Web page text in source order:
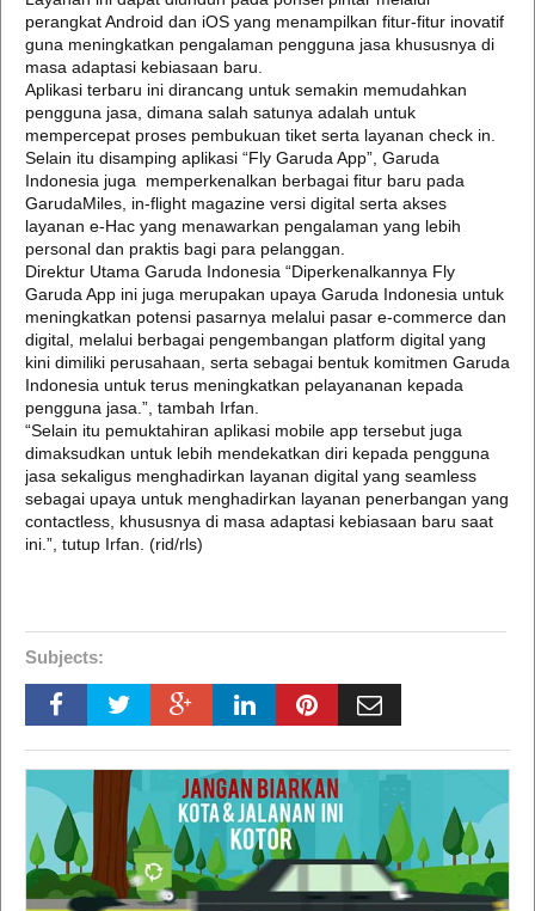
perangkat Android dan iOS yang menampilkan fitur-fitur inovatif
guna meningkatkan pengalaman pengguna jasa khususnya di
masa adaptasi kebiasaan baru.
Aplikasi terbaru ini dirancang untuk semakin memudahkan
pengguna jasa, dimana salah satunya adalah untuk
mempercepat proses pembukuan tiket serta layanan check in.
Selain itu disamping aplikasi “Fly Garuda App”, Garuda
Indonesia juga memperkenalkan berbagai fitur baru pada
GarudaMiles, in-flight magazine versi digital serta akses
layanan e-Hac yang menawarkan pengalaman yang lebih
personal dan praktis bagi para pelanggan.
Direktur Utama Garuda Indonesia “Diperkenalkannya Fly
Garuda App ini juga merupakan upaya Garuda Indonesia untuk
meningkatkan potensi pasarnya melalui pasar e-commerce dan
digital, melalui berbagai pengembangan platform digital yang
kini dimiliki perusahaan, serta sebagai bentuk komitmen Garuda
Indonesia untuk terus meningkatkan pelayananan kepada
pengguna jasa.”, tambah Irfan.
“Selain itu pemuktahiran aplikasi mobile app tersebut juga
dimaksudkan untuk lebih mendekatkan diri kepada pengguna
jasa sekaligus menghadirkan layanan digital yang seamless
sebagai upaya untuk menghadirkan layanan penerbangan yang
contactless, khususnya di masa adaptasi kebiasaan baru saat
ini.”, tutup Irfan. (rid/rls)
Subjects: